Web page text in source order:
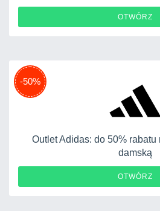
OTWÓRZ
-50%
Outlet Adidas: do 50%
damską
OTWÓRZ